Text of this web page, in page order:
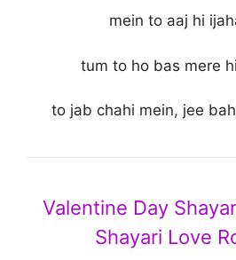
mein to aaj hi
tum to ho bas mere
to jab chahi mein, jee
Valentine Day
Shayari Love